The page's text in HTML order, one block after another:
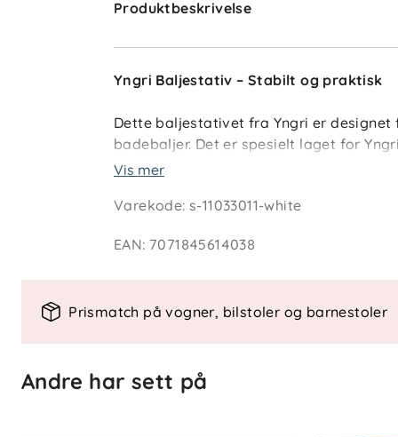
Produktbeskrivelse
Yngri Baljestativ – Stabilt og praktisk
Dette baljestativet fra Yngri er
badebaljer. Det er spesielt laget for
også de fleste andre badebaljer.
Nøkkelfunksjoner:
Universell passform
cm.
Vis mer
Varekode:s-11033011-white
EAN: 7071845614038
Prismatch på vogner, bilstoler og barnestoler
Andre har sett på